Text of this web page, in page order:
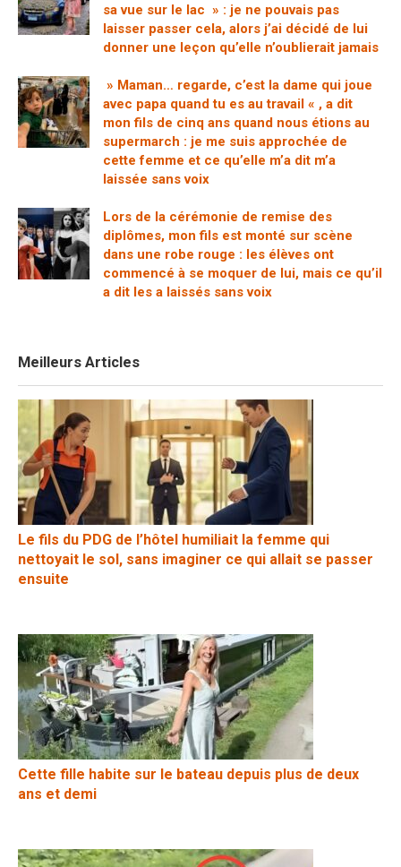
sa vue sur le lac » : je ne pouvais pas
laisser passer cela, alors j’ai décidé de lui
donner une leçon qu’elle n’oublierait jamais
» Maman… regarde, c’est la dame qui joue
avec papa quand tu es au travail « , a dit
mon fils de cinq ans quand nous étions au
supermarch : je me suis approchée de
cette femme et ce qu’elle m’a dit m’a
laissée sans voix
Lors de la cérémonie de remise des
diplômes, mon fils est monté sur scène
dans une robe rouge : les élèves ont
commencé à se moquer de lui, mais ce qu’il
a dit les a laissés sans voix
Meilleurs Articles
Le fils du PDG de l’hôtel humiliait la femme qui
nettoyait le sol, sans imaginer ce qui allait se passer
ensuite
Cette fille habite sur le bateau depuis plus de deux
ans et demi